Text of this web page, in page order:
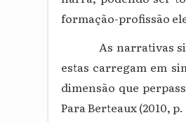
formação-profissão
As narrativas
estas carregam em
dimensão que
Para Berteaux (2010, p.